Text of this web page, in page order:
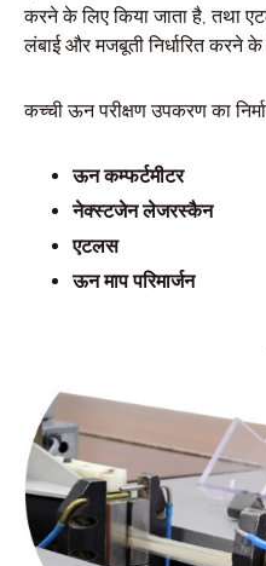
करने के लिए किया जाता है, तथा
लंबाई और मजबूती निर्धारित करने के
कच्ची ऊन परीक्षण उपकरण का
ऊन कम्फर्टमीटर
नेक्स्टजेन लेजरस्कैन
एटलस
ऊन माप परिमार्जन